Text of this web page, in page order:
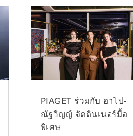
PIAGET ร่วมกับ อาโป-
ณัฐวิญญ์ จัดดินเนอร์มื้อ
พิเศษ